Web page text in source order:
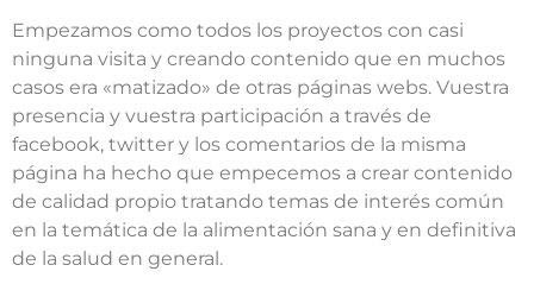
Empezamos como todos los proyectos con casi
ninguna visita y creando contenido que en muchos
casos era «matizado» de otras páginas webs. Vuestra
presencia y vuestra participación a través de
facebook, twitter y los comentarios de la misma
página ha hecho que empecemos a crear contenido
de calidad propio tratando temas de interés común
en la temática de la alimentación sana y en definitiva
de la salud en general.